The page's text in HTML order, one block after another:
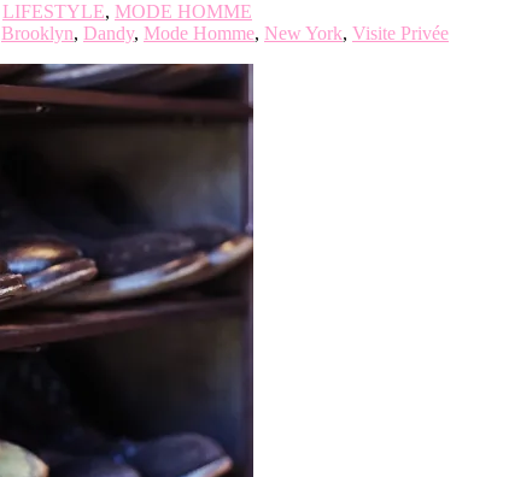
LIFESTYLE, MODE HOMME
Brooklyn, Dandy, Mode Homme, New York, Visite Privée